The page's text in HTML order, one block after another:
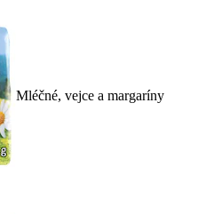
Mléčné, vejce a margaríny